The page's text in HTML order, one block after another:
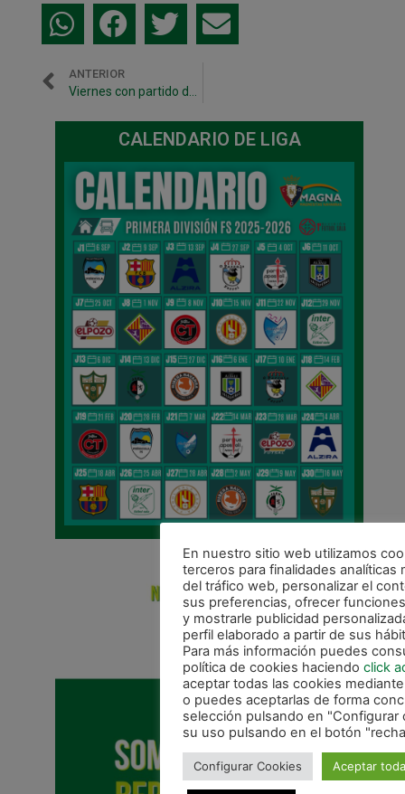
ANTERIOR
CALENDARIO DE LIGA
En nuestro sitio web utilizamos
terceros para finalidades analíticas
del tráfico web, personalizar el
sus preferencias, ofrecer
y mostrarle publicidad
perfil elaborado a partir de sus
Para más información puedes
política de cookies haciendo click
aceptar todas las cookies
o puedes aceptarlas de forma
selección pulsando en "Configurar
su uso pulsando en el botón
Configurar Cookies Aceptar